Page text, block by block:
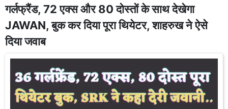
गर्लफ्रैंड, 72 एक्स और 80 दोस्तों के साथ देखेगा
JAWAN, बुक कर दिया पूरा थियेटर, शाहरुख ने ऐसे
दिया जवाब